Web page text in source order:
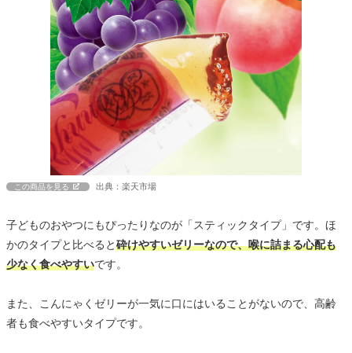
この商品を見る 出典：楽天市場
子どものおやつにもぴったりなのが「スティックタイプ」です。ほ
かのタイプと比べると砕けやすいゼリーなので、喉に詰まる心配も
少なく食べやすいです。
また、こんにゃくゼリーが一気に口にはいることがないので、高齢
者も食べやすいタイプです。